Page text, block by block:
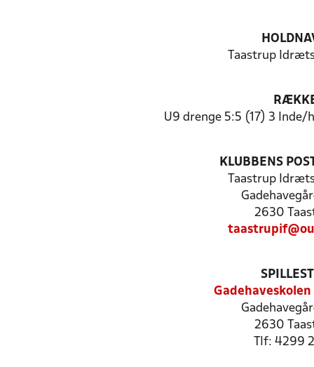
Taastrup
U9 drenge 5:5 (17) 3
KLUBBENS
Taastrup
2630
2630
Tlf: 4299